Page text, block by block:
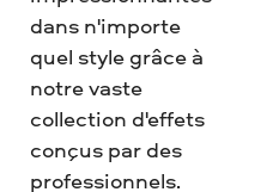
dans n'importe
quel style grâce à
notre vaste
collection d'effets
conçus par des
professionnels.